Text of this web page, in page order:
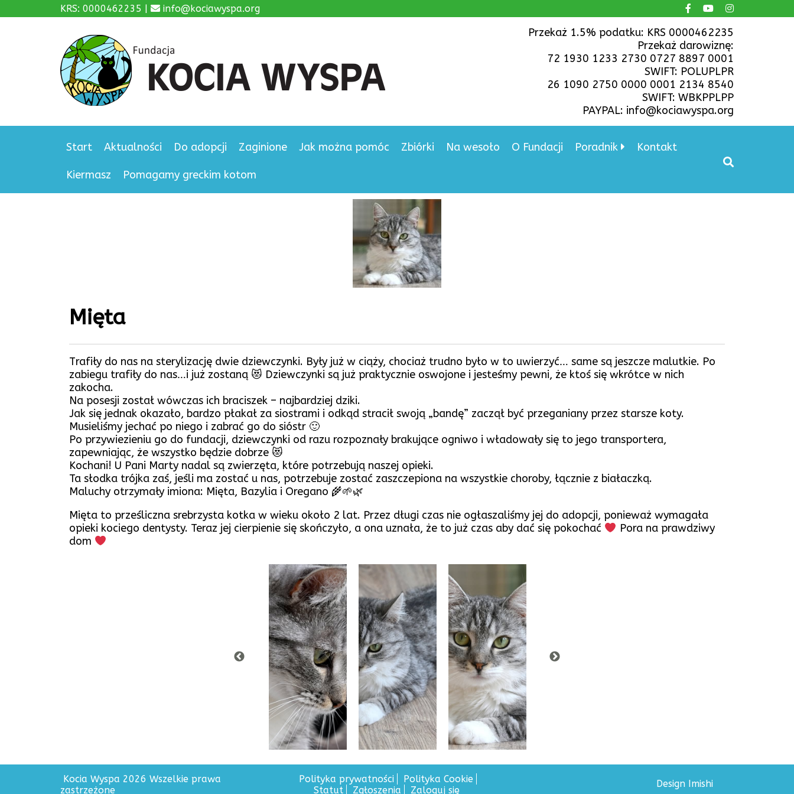
KRS: 0000462235 | info@kociawyspa.org
Przekaż 1.5% podatku: KRS 0000462235
Przekaż darowiznę:
72 1930 1233 2730 0727 8897 0001
SWIFT: POLUPLPR
26 1090 2750 0000 0001 2134 8540
SWIFT: WBKPPLPP
PAYPAL: info@kociawyspa.org
Start Aktualności Do adopcji Zaginione Jak można pomóc Zbiórki Na wesoło O Fundacji Poradnik Kontakt
Kiermasz Pomagamy greckim kotom
Mięta
Trafiły do nas na sterylizację dwie dziewczynki. Były już w ciąży, chociaż trudno było w to uwierzyć… same są jeszcze malutkie. Po
zabiegu trafiły do nas…i już zostaną 😻 Dziewczynki są już praktycznie oswojone i jesteśmy pewni, że ktoś się wkrótce w nich
zakocha.
Na posesji został wówczas ich braciszek – najbardziej dziki.
Jak się jednak okazało, bardzo płakał za siostrami i odkąd stracił swoją „bandę” zaczął być przeganiany przez starsze koty.
Musieliśmy jechać po niego i zabrać go do sióstr 🙂
Po przywiezieniu go do fundacji, dziewczynki od razu rozpoznały brakujące ogniwo i władowały się to jego transportera,
zapewniając, że wszystko będzie dobrze 😻
Kochani! U Pani Marty nadal są zwierzęta, które potrzebują naszej opieki.
Ta słodka trójka zaś, jeśli ma zostać u nas, potrzebuje zostać zaszczepiona na wszystkie choroby, łącznie z białaczką.
Maluchy otrzymały imiona: Mięta, Bazylia i Oregano 🌾🌱🌿
Mięta to prześliczna srebrzysta kotka w wieku około 2 lat. Przez długi czas nie ogłaszaliśmy jej do adopcji, ponieważ wymagała
opieki kociego dentysty. Teraz jej cierpienie się skończyło, a ona uznała, że to już czas aby dać się pokochać
Pora na prawdziwy
dom
Kocia Wyspa 2026 Wszelkie prawa
zastrzeżone
Polityka prywatności
Polityka Cookie
Statut
Zgłoszenia Zaloguj się
Design Imishi